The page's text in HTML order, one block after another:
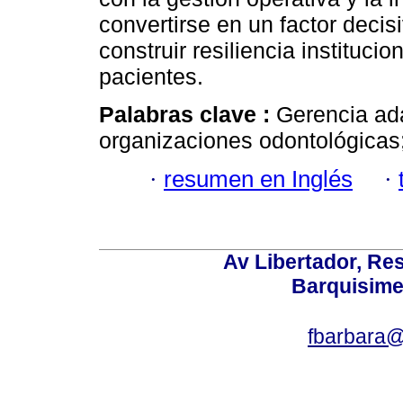
convertirse en un factor
construir resiliencia
pacientes.
Palabras clave : Gerencia
organizaciones
· resumen en Inglés ·
Av Libertador,